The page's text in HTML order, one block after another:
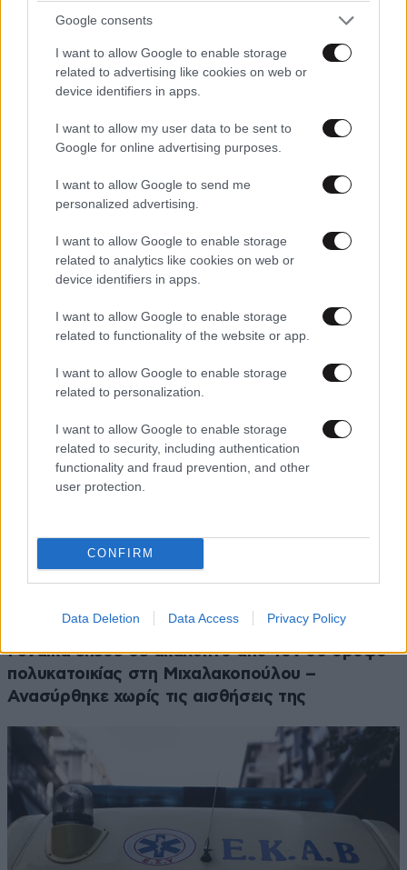
Google consents
I want to allow Google to enable storage
related to advertising like cookies on web or
device identifiers in apps.
I want to allow my user data to be sent to
Google for online advertising purposes.
I want to allow Google to send me
personalized advertising.
I want to allow Google to enable storage
related to analytics like cookies on web or
device identifiers in apps.
I want to allow Google to enable storage
related to functionality of the website or app.
I want to allow Google to enable storage
related to personalization.
I want to allow Google to enable storage
related to security, including authentication
functionality and fraud prevention, and other
user protection.
CONFIRM
Data Deletion Data Access Privacy Policy
LIFESTYLE2 ω. πριν
Ρίτσαρντ Γκιρ: Σάλος για τη διαφορά 48 ετών
με τη συμπρωταγωνίστριά του – «Θα μπορούσε
να είναι εγγονή του»
Γυναίκα έπεσε σε ακάλυπτο από τον 5ο όροφο
πολυκατοικίας στη Μιχαλακοπούλου –
Ανασύρθηκε χωρίς τις αισθήσεις της